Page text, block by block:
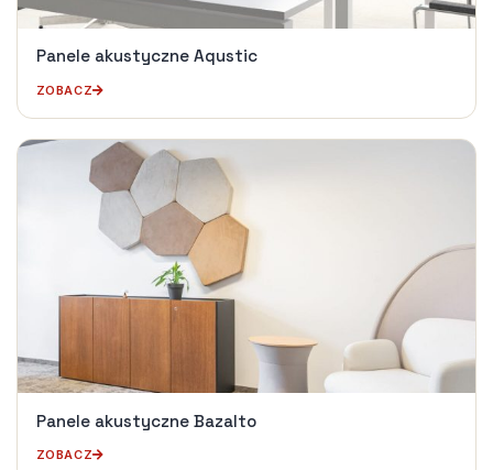
Panele akustyczne Aqustic
ZOBACZ
Panele akustyczne Bazalto
ZOBACZ